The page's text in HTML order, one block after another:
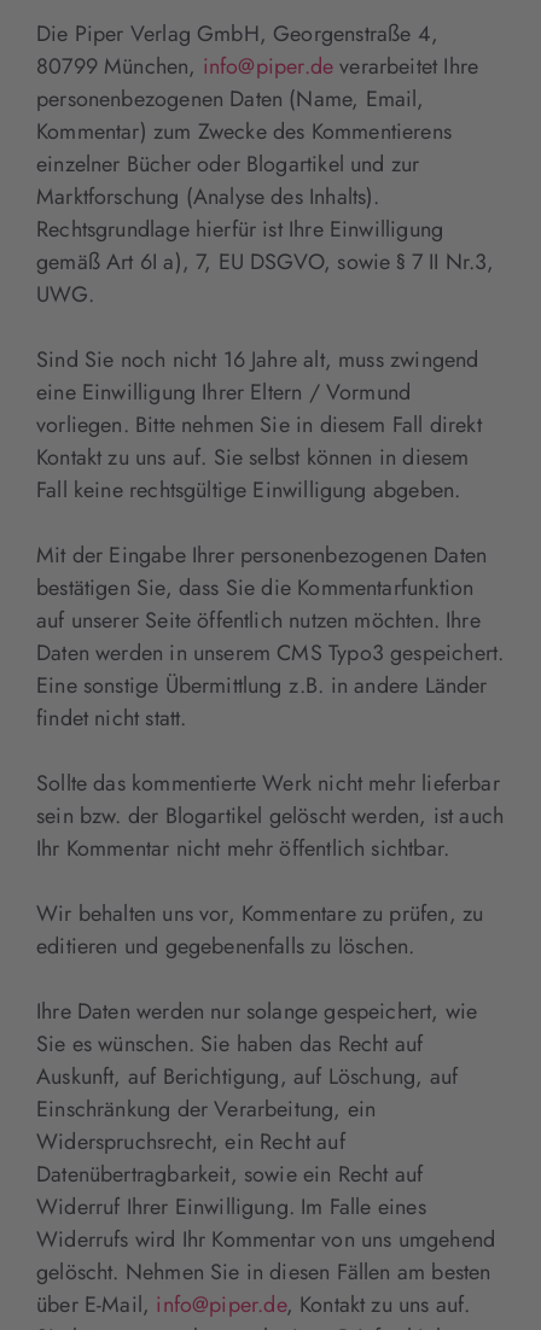
Die Piper Verlag GmbH, Georgenstraße 4,
80799 München, info@piper.deverarbeitet Ihre
personenbezogenen Daten (Name, Email,
Kommentar) zum Zwecke des Kommentierens
einzelner Bücher oder Blogartikel und zur
Marktforschung (Analyse des Inhalts).
Rechtsgrundlage hierfür ist Ihre Einwilligung
gemäß Art 6I a), 7, EU DSGVO, sowie § 7 II Nr.3,
UWG.
Sind Sie noch nicht 16 Jahre alt, muss zwingend
eine Einwilligung Ihrer Eltern / Vormund
vorliegen. Bitte nehmen Sie in diesem Fall direkt
Kontakt zu uns auf. Sie selbst können in diesem
Fall keine rechtsgültige Einwilligung abgeben.
Mit der Eingabe Ihrer personenbezogenen Daten
bestätigen Sie, dass Sie die Kommentarfunktion
auf unserer Seite öffentlich nutzen möchten. Ihre
Daten werden in unserem CMS Typo3 gespeichert.
Eine sonstige Übermittlung z.B. in andere Länder
findet nicht statt.
Sollte das kommentierte Werk nicht mehr lieferbar
sein bzw. der Blogartikel gelöscht werden, ist auch
Ihr Kommentar nicht mehr öffentlich sichtbar.
Wir behalten uns vor, Kommentare zu prüfen, zu
editieren und gegebenenfalls zu löschen.
Ihre Daten werden nur solange gespeichert, wie
Sie es wünschen. Sie haben das Recht auf
Auskunft, auf Berichtigung, auf Löschung, auf
Einschränkung der Verarbeitung, ein
Widerspruchsrecht, ein Recht auf
Datenübertragbarkeit, sowie ein Recht auf
Widerruf Ihrer Einwilligung. Im Falle eines
Widerrufs wird Ihr Kommentar von uns umgehend
gelöscht. Nehmen Sie in diesen Fällen am besten
über E-Mail, info@piper.de, Kontakt zu uns auf.